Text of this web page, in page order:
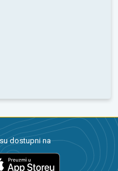
dostupni na